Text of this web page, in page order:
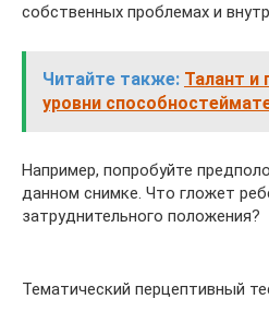
собственных проблемах и
Читайте также: Талант и
уровни
Например, попробуйте
данном снимке. Что гложет
затруднительного положения?
Тематический перцептивный